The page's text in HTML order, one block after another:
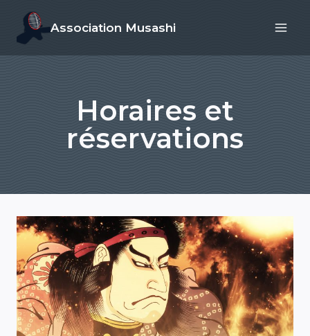
Association Musashi
Horaires et
réservations